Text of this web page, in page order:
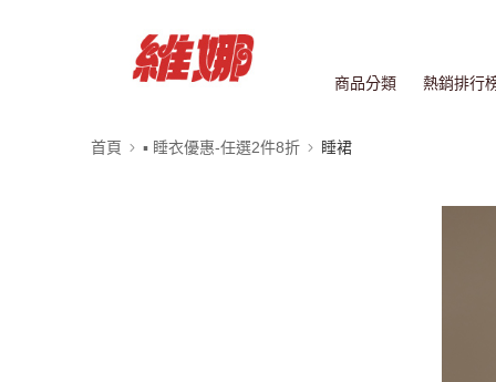
商品分類 熱銷排行
首頁 ▪ 睡衣優惠-任選2件8折 睡裙